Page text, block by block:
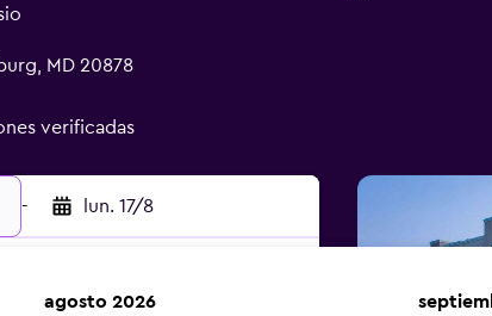
MD 20878
verificadas
- lun. 17/8
agosto 2026